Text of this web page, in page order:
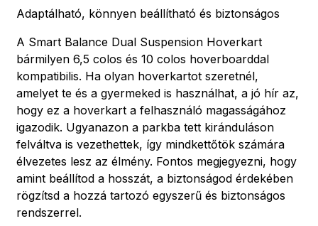
Adaptálható, könnyen beállítható és biztonságos
A Smart Balance Dual Suspension Hoverkart
bármilyen 6,5 colos és 10 colos hoverboarddal
kompatibilis. Ha olyan hoverkartot szeretnél,
amelyet te és a gyermeked is használhat, a jó hír az,
hogy ez a hoverkart a felhasználó magasságához
igazodik. Ugyanazon a parkba tett kiránduláson
felváltva is vezethettek, így mindkettőtök számára
élvezetes lesz az élmény. Fontos megjegyezni, hogy
amint beállítod a hosszát, a biztonságod érdekében
rögzítsd a hozzá tartozó egyszerű és biztonságos
rendszerrel.